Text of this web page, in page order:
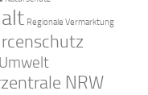
Regionale Vermarktung
Umwelt
NRW